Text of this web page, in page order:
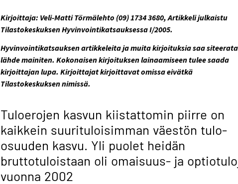
Kirjoittaja: Veli-Matti Törmälehto (09) 1734 3680, Artikkeli julkaistu
Tilastokeskuksen Hyvinvointikatsauksessa I/2005.
Hyvinvointikatsauksen artikkeleita ja muita kirjoituksia saa siteerata
lähde mainiten. Kokonaisen kirjoituksen lainaamiseen tulee saada
kirjoittajan lupa. Kirjoittajat kirjoittavat omissa eivätkä
Tilastokeskuksen nimissä.
Tuloerojen kasvun kiistattomin piirre on
kaikkein suurituloisimman väestön tulo-
osuuden kasvu. Yli puolet heidän
bruttotuloistaan oli omaisuus- ja
vuonna 2002